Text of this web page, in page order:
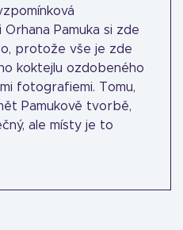
Pamuka si zde
protože vše je zde
koktejlu ozdobeného
fotografiemi. Tomu,
Pamukově tvorbě,
ale místy je to